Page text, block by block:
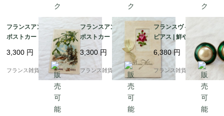
フランスアンティーク
ポストカード | ヤドリ
ギと雪景色 幸運の象徴
| 1900年代初頭（J00
3）
3,300 円
フランス雑貨chouchou
フランスアンティーク
ポストカード |ピンクの
薔薇 手刺繍とリボン | 1
900年前後
3,300円
フランス雑貨chouchou
フランスヴィンテージ
ピアス | 鮮やかなエナ
メルグリーン ×大粒フ
ェイクパール | 1970-80
年頃
6,380円
フランス雑貨chouchou